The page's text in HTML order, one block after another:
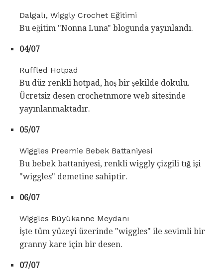
Dalgalı, Wiggly Crochet Eğitimi
Bu eğitim "Nonna Luna" blogunda yayınlandı.
04/07
Ruffled Hotpad
Bu düz renkli hotpad, hoş bir şekilde dokulu.
Ücretsiz desen crochetnmore web sitesinde
yayınlanmaktadır.
05/07
Wiggles Preemie Bebek Battaniyesi
Bu bebek battaniyesi, renkli wiggly çizgili tığ işi
"wiggles" demetine sahiptir.
06/07
Wiggles Büyükanne Meydanı
İşte tüm yüzeyi üzerinde "wiggles" ile sevimli bir
granny kare için bir desen.
07/07